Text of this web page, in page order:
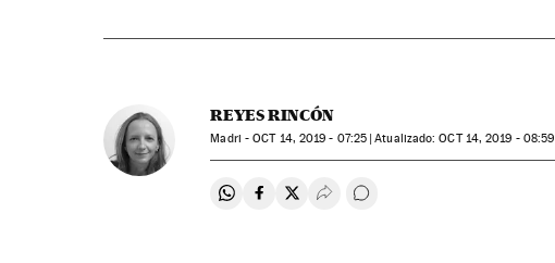
REYES RINCÓN
Madri -OCT14, 2019 - 07:25 atualizado: OCT14, 2019 - 08:59
Compartir en Whatsapp
Compartir en Facebook
Compartir en Twitter
Desplegar Redes Sociales
Comentários